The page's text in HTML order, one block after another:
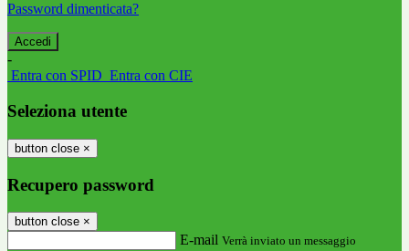
Password dimenticata?
-
Entra con SPID Entra con CIE
Seleziona utente
button close ×
Recupero password
button close ×
E-mail Verrà inviato un messaggio